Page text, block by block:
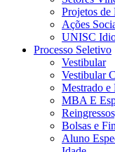
Projetos de
Ações
UNISC
Processo Seletivo
Vestibular
Vestibular
Mestrado e
MBA E
Bolsas e
Aluno